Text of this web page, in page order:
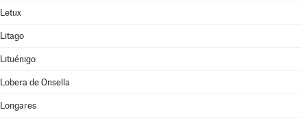
Letux
Litago
Lituénigo
Lobera de Onsella
Longares